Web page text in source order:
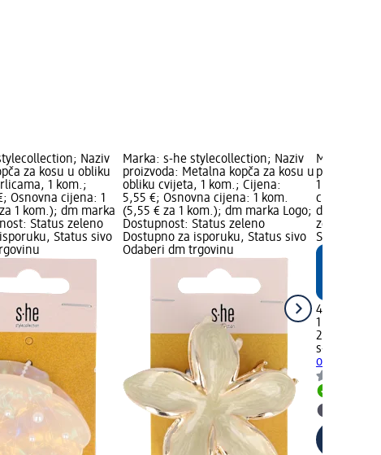
Naziv
za kosu u obliku
1 kom.;
Osnovna cijena: 1
1 kom.); dm marka
Status zeleno
Status sivo
Marka: s-he stylecollection; Naziv
proizvoda: Metalna kopča za kosu u
obliku cvijeta, 1 kom.; Cijena:
5,55 €; Osnovna cijena: 1 kom.
(5,55 € za 1 kom.); dm marka Logo;
Dostupnost: Status zeleno
Dostupno za isporuku, Status sivo
Odaberi dm trgovinu
Marka: s-
proizvoda:
1 kom.;
cijena: 1
dm marka
zeleno
Status sivo
4,95 €
1 kom.
s-he
od akrila, 1